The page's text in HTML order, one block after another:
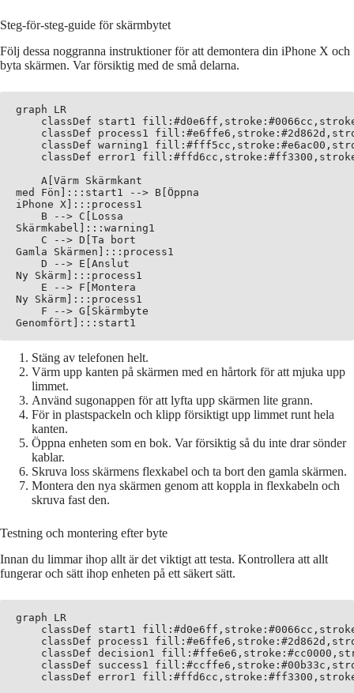
Steg-för-steg-guide för skärmbytet
Följ dessa noggranna instruktioner för att demontera din iPhone X och
byta skärmen. Var försiktig med de små delarna.
graph LR
classDef start1
classDef process1
classDef warning1
classDef error1
    A[Värm Skärmkant
med Fön]:::start1 --> B[Öppna
iPhone X]:::process1
    B --> C[Lossa
Skärmkabel]:::warning1
    C --> D[Ta bort
Gamla Skärmen]:::process1
    D --> E[Anslut
Ny Skärm]:::process1
    E --> F[Montera
Ny Skärm]:::process1
    F --> G[Skärmbyte
Stäng av telefonen helt.
Värm upp kanten på skärmen med en hårtork för att mjuka upp
limmet.
Använd sugonappen för att lyfta upp skärmen lite grann.
För in plastspackeln och klipp försiktigt upp limmet runt hela
kanten.
Öppna enheten som en bok. Var försiktig så du inte drar sönder
kablar.
Skruva loss skärmens flexkabel och ta bort den gamla skärmen.
Montera den nya skärmen genom att koppla in flexkabeln och
skruva fast den.
Testning och montering efter byte
Innan du limmar ihop allt är det viktigt att testa. Kontrollera att allt
fungerar och sätt ihop enheten på ett säkert sätt.
graph LR
classDef start1
classDef process1
classDef decision1
classDef success1
classDef error1